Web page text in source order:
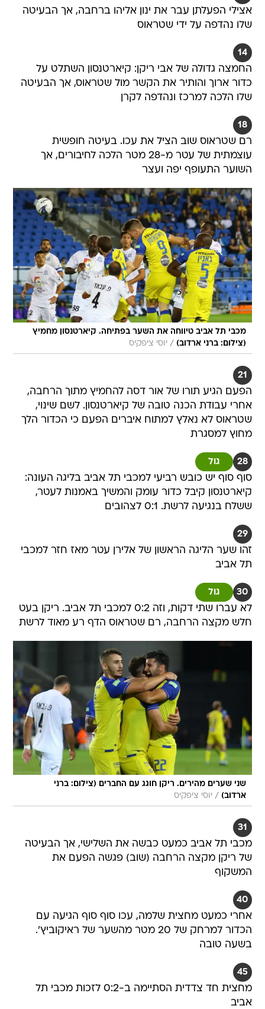
אצילי הפעלתן עבר את ינון אליהו ברחבה, אך הבעיטה
שלו נהדפה על ידי שטראוס
14
החמצה גדולה של אבי ריקן: קיארטנסון השתלט על
כדור ארוך והותיר את הקשר מול שטראוס, אך הבעיטה
שלו הלכה למרכז ונהדפה לקרן
18
רם שטראוס שוב הציל את עכו. בעיטה חופשית
עוצמתית של עטר מ-28 מטר הלכה לחיבורים, אך
השוער התעופף יפה ועצר
מכבי תל אביב טיווחה את השער בפתיחה. קיארטנסון מחמיץ
(צילום: ברני ארדוב) / יוסי ציפקיס
21
הפעם הגיע תורו של אור דסה להחמיץ מתוך הרחבה,
אחרי עבודת הכנה טובה של קיארטנסון. לשם שינוי,
שטראוס לא נאלץ למתוח איברים הפעם כי הכדור הלך
מחוץ למסגרת
28 גול
סוף סוף יש כובש רביעי למכבי תל אביב בליגה העונה:
קיארטנסון קיבל כדור עומק והמשיך באמנות לעטר,
ששלח בנגיעה לרשת. 0:1 לצהובים
29
זהו שער הליגה הראשון של אלירן עטר מאז חזר למכבי
תל אביב
30 גול
לא עברו שתי דקות, וזה 0:2 למכבי תל אביב. ריקן בעט
חלש מקצה הרחבה, רם שטראוס הדף רע מאוד לרשת
שני שערים מהירים. ריקן חוגג עם החברים (צילום: ברני
ארדוב) / יוסי ציפקיס
31
מכבי תל אביב כמעט כבשה את השלישי, אך הבעיטה
של ריקן מקצה הרחבה (שוב) פגשה הפעם את
המשקוף
40
אחרי כמעט מחצית שלמה, עכו סוף סוף הגיעה עם
הכדור למרחק של 20 מטר מהשער של ראיקוביץ'.
בשעה טובה
45
מחצית חד צדדית הסתיימה ב-0:2 לזכות מכבי תל
אביב